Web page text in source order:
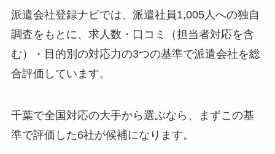
派遣会社登録ナビでは、派遣社員1,005人への独自
調査をもとに、求人数・口コミ（担当者対応を含
む）・目的別の対応力の3つの基準で派遣会社を総
合評価しています。
千葉で全国対応の大手から選ぶなら、まずこの基
準で評価した6社が候補になります。